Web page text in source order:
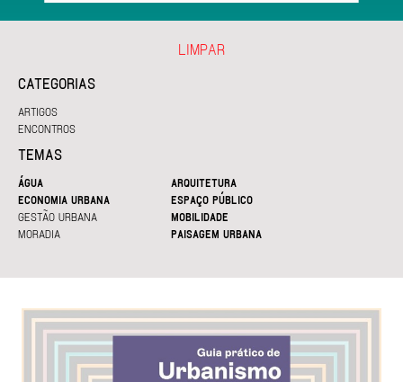
CATEGORIAS
ARTIGOS
ENCONTROS
TEMAS
ÁGUA
ARQUITETURA
ECONOMIA URBANA
ESPAÇO PÚBLICO
GESTÃO URBANA
MOBILIDADE
MORADIA
PAISAGEM URBANA
LIMPAR